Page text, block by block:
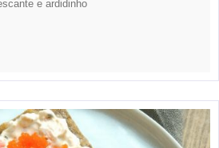
e ardidinho